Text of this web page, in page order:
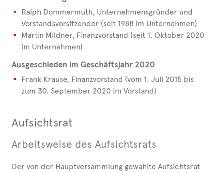
Ralph Dommermuth, Unternehmensgründer und
Vorstandsvorsitzender (seit 1988 im Unternehmen)
Martin Mildner, Finanzvorstand (seit 1. Oktober 2020
im Unternehmen)
Ausgeschieden im Geschäftsjahr 2020
Frank Krause, Finanzvorstand (vom 1. Juli 2015 bis
zum 30. September 2020 im Vorstand)
Aufsichtsrat
Arbeitsweise des Aufsichtsrats
Der von der Hauptversammlung gewählte Aufsichtsrat